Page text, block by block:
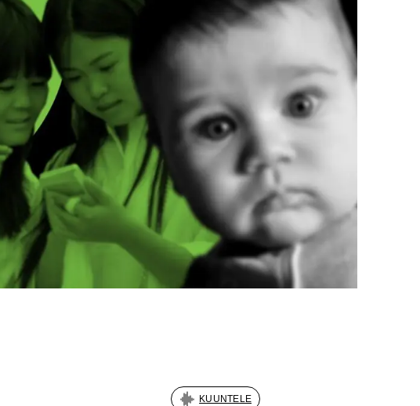
KUUNTELE